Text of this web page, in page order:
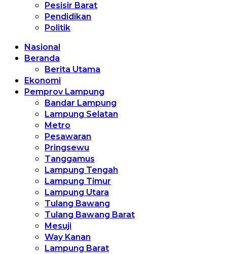
Pesisir Barat
Pendidikan
Politik
Nasional
Beranda
Berita Utama
Ekonomi
Pemprov Lampung
Bandar Lampung
Lampung Selatan
Metro
Pesawaran
Pringsewu
Tanggamus
Lampung Tengah
Lampung Timur
Lampung Utara
Tulang Bawang
Tulang Bawang Barat
Mesuji
Way Kanan
Lampung Barat